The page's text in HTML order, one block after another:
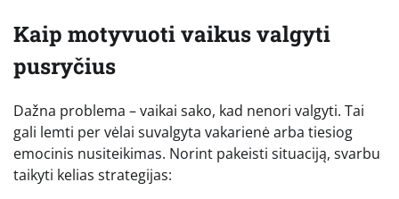
Kaip motyvuoti vaikus valgyti
pusryčius
Dažna problema – vaikai sako, kad nenori valgyti. Tai
gali lemti per vėlai suvalgyta vakarienė arba tiesiog
emocinis nusiteikimas. Norint pakeisti situaciją, svarbu
taikyti kelias strategijas: